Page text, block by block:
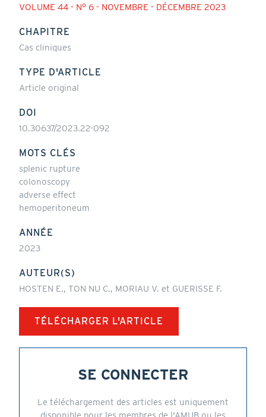
VOLUME 44 - N° 6 - NOVEMBRE - DÉCEMBRE 2023
CHAPITRE
Cas cliniques
TYPE D'ARTICLE
Article original
DOI
10.30637/2023.22-092
MOTS CLÉS
splenic rupture
colonoscopy
adverse effect
hemoperitoneum
ANNÉE
2023
AUTEUR(S)
HOSTEN E., TON NU C., MORIAU V. et GUERISSE F.
TÉLÉCHARGER L'ARTICLE
SE CONNECTER
Le téléchargement des articles est uniquement